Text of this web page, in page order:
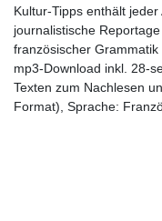
Kultur-Tipps enthält
journalistische
französischer
mp3-Download inkl. 28-
Texten zum Nachlesen
Format), Sprache: